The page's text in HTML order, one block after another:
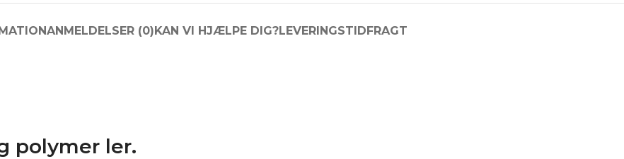
ANMELDELSER (0)KAN VI HJÆLPE DIG?LEVERINGSTIDFRAGT
polymer ler.